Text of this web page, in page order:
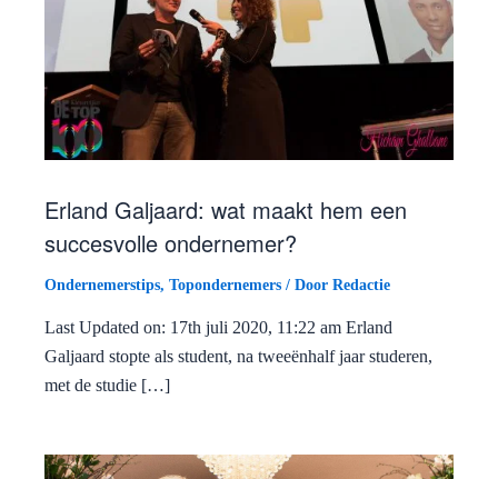
Erland Galjaard: wat maakt hem een
succesvolle ondernemer?
Ondernemerstips, Topondernemers / Door Redactie
Last Updated on: 17th juli 2020, 11:22 am Erland
Galjaard stopte als student, na tweeënhalf jaar studeren,
met de studie […]